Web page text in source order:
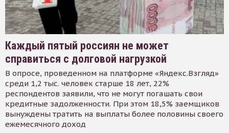
Каждый пятый россиян не может
справиться с долговой нагрузкой
В опросе, проведенном на платформе «Яндекс.Взгляд»
среди 1,2 тыс. человек старше 18 лет, 22%
респондентов заявили, что не могут погашать свои
кредитные задолженности. При этом 18,5% заемщиков
вынуждены тратить на выплаты более половины своего
ежемесячного доход